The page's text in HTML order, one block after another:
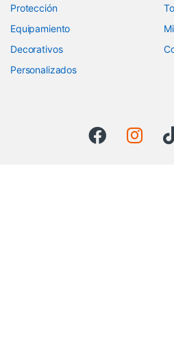
Protección
Equipamiento
Decorativos
Personalizados